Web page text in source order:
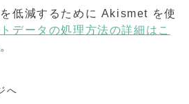
低減するために Akismet を使
データの処理方法の詳細はこ
。
へ